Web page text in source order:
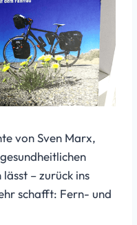
von Sven Marx,
– zurück ins
schafft: Fern- und